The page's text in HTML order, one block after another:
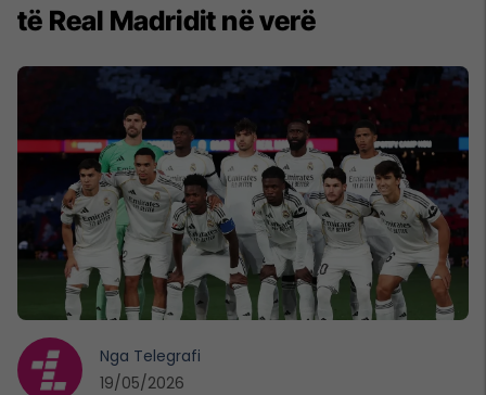
të Real Madridit në verë
Nga Telegrafi
19/05/2026